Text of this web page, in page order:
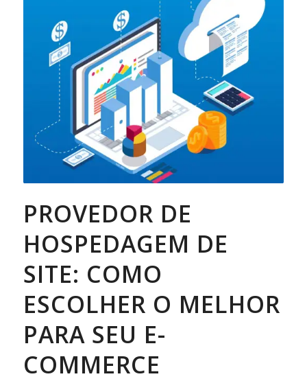
PROVEDOR DE
HOSPEDAGEM DE
SITE: COMO
ESCOLHER O MELHOR
PARA SEU E-
COMMERCE